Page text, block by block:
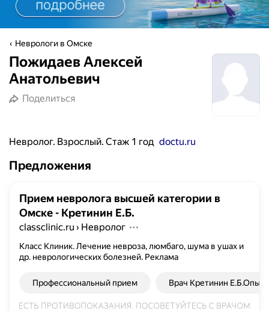
Неврологи в Омске
Пожидаев Алексей
Анатольевич
Поделиться
Невролог. Взрослый. Стаж 1 год doctu.ru
Предложения
Прием невролога высшей категории в
Омске - Кретинин Е.Б.
classclinic.ru › Невролог
Класс Клиник. Лечение невроза, люмбаго, шума в ушах и
др. неврологических болезней. Реклама
Профессиональный прием Врач Кретинин Е.Б.Опыт